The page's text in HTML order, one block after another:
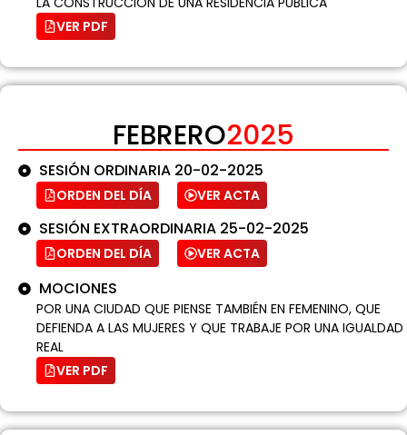
VER PDF
FEBRERO2025
SESIÓN ORDINARIA 20-02-2025
ORDEN DEL DÍA VER ACTA
SESIÓN EXTRAORDINARIA 25-02-2025
ORDEN DEL DÍA VER ACTA
MOCIONES
POR UNA CIUDAD QUE PIENSE TAMBIÉN EN FEMENINO, QUE
DEFIENDA A LAS MUJERES Y QUE TRABAJE POR UNA IGUALDAD
REAL
VER PDF